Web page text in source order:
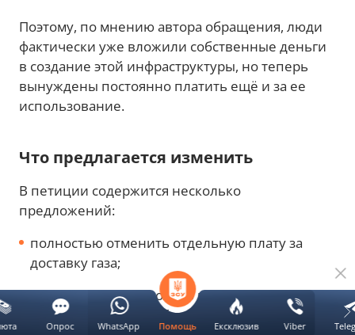
Поэтому, по мнению автора обращения, люди
фактически уже вложили собственные деньги
в создание этой инфраструктуры, но теперь
вынуждены постоянно платить ещё и за ее
использование.
Что предлагается изменить
В петиции содержится несколько
предложений:
полностью отменить отдельную плату за
доставку газа;
или начислять ее только в зависимости от
фактического потребления;
Помощь Ексклюзив Viber
Опрос WhatsApp